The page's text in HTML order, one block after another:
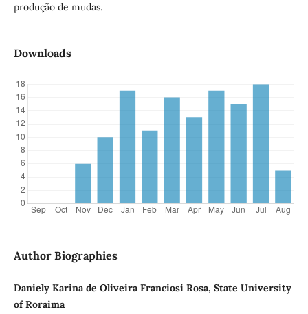
produção de mudas.
Downloads
Author Biographies
Daniely Karina de Oliveira Franciosi Rosa, State University
of Roraima